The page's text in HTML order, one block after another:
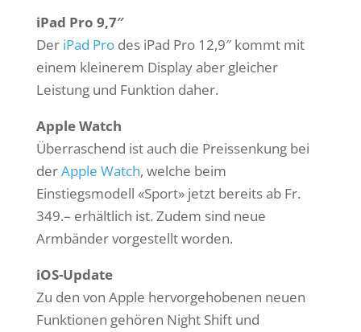
iPad Pro 9,7″
Der iPad Prodes iPad Pro 12,9″ kommt mit
einem kleinerem Display aber gleicher
Leistung und Funktion daher.
Apple Watch
Überraschend ist auch die Preissenkung bei
derApple Watch, welche beim
Einstiegsmodell «Sport» jetzt bereits ab Fr.
349.– erhältlich ist. Zudem sind neue
Armbänder vorgestellt worden.
iOS-Update
Zu den von Apple hervorgehobenen neuen
Funktionen gehören Night Shift und